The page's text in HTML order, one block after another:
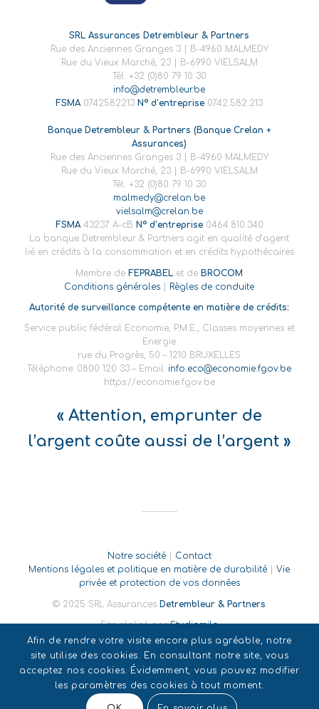
SRL Assurances Detrembleur & Partners
Rue des Anciennes Granges 3 | B-4960 MALMEDY
Rue du Vieux Marché, 23 | B-6990 VIELSALM
Tél. +32 (0)80 79 10 30
info@detrembleur.be
FSMA0742582213 N° d’entreprise 0742.582.213
Banque Detrembleur & Partners (Banque Crelan +
Assurances)
Rue des Anciennes Granges 3 | B-4960 MALMEDY
Rue du Vieux Marché, 23 | B-6990 VIELSALM
Tél. +32 (0)80 79 10 30
malmedy@crelan.be
vielsalm@crelan.be
FSMA43237 A-cB N° d’entreprise 0464.810.340
La banque Detrembleur & Partners agit en qualité d’agent
lié en crédits à la consommation et en crédits hypothécaires
Membre de FEPRABEL et de BROCOM
Conditions générales
Règles de conduite
Autorité de surveillance compétente en matière de crédits:
Service public fédéral Economie, P.M.E., Classes moyennes et
Energie
rue du Progrès, 50 – 1210 BRUXELLES
Téléphone: 0800 120 33 – Email: info.eco@economie.fgov.be
https://economie.fgov.be
« Attention, emprunter de
l’argent coûte aussi de l’argent »
Notre société| Contact
Mentions légales et politique en matière de durabilité |Vie
privée et protection de vos données
© 2025 SRL Assurances Detrembleur & Partners
Site réalisé parStudiomilo
Afin de rendre votre visite encore plus agréable, notre
site utilise des cookies. En consultant notre site, vous
acceptez nos cookies. Évidemment, vous pouvez modifier
les paramètres des cookies à tout moment.